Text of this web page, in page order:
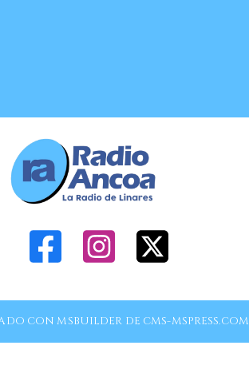
CON MSBUILDER DE CMS-MSPRESS.COM